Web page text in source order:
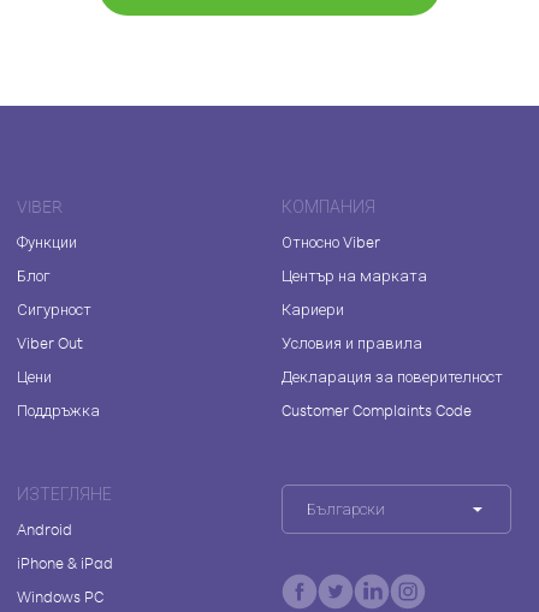
VIBER
Функции
Блог
Сигурност
Viber Out
Цени
Поддръжка
КОМПАНИЯ
Относно Viber
Център на марката
Кариери
Условия и правила
Декларация за поверителност
Customer Complaints Code
ИЗТЕГЛЯНЕ
Android
iPhone & iPad
Windows PC
Български